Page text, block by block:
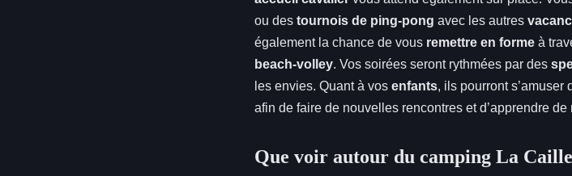
ou des tournois de ping-pong avec les autres
également la chance de vous remettre en forme à
beach-volley. Vos soirées seront rythmées par des
les envies. Quant à vos enfants, ils pourront s’amuser
afin de faire de nouvelles rencontres et d’apprendre
Que voir autour du camping La